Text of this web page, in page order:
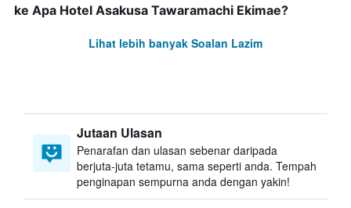
ke Apa Hotel Asakusa Tawaramachi Ekimae?
Lihat lebih banyak Soalan Lazim
Jutaan Ulasan
Penarafan dan ulasan sebenar daripada
berjuta-juta tetamu, sama seperti anda. Tempah
penginapan sempurna anda dengan yakin!